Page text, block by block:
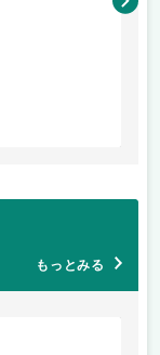
岸
もっとみる